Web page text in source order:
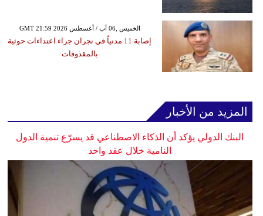
GMT 21:59 2026 الخميس ,06 آب / أغسطس
إصابة 11 مدنياً في نجران جراء اعتداءات حوثية
بالمقذوفات
المزيد من الأخبار
البنك الدولي يؤكد أن الذكاء الاصطناعي قد يسرّع تنمية الدول
النامية خلال عقد واحد